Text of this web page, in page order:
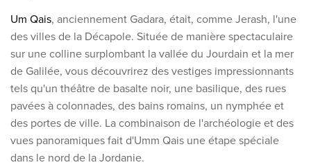
Um Qais, anciennement Gadara, était, comme Jerash, l'une
des villes de la Décapole. Située de manière spectaculaire
sur une colline surplombant la vallée du Jourdain et la mer
de Galilée, vous découvrirez des vestiges impressionnants
tels qu'un théâtre de basalte noir, une basilique, des rues
pavées à colonnades, des bains romains, un nymphée et
des portes de ville. La combinaison de l'archéologie et des
vues panoramiques fait d'Umm Qais une étape spéciale
dans le nord de la Jordanie.